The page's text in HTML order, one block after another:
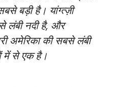
बड़ी है। यांग्त्ज़ी
लंबी नदी है, और
अमेरिका की सबसे लंबी
में से एक है।